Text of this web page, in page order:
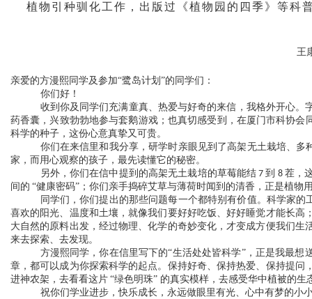
植物引种驯化工作，出版过《植物园的四季》等科
王
亲爱的方漫熙同学及参加“鹭岛计划”的同学们 ：
你们好！
收到你及同学们充满童真、热爱与好奇的来信，我格外开心
药香囊，兴致勃勃地参与套鹅游戏；也真切感受到，在厦门市科协会
科学的种子，这份心意真挚又可贵。
你们在来信里和我分享，研学时亲眼见到了 高架无土栽培、多
家，而用心观察的孩子，最先读懂它的秘密。
另外，你们在信中提到的高架无土栽培的草莓能结 7 到 8 茬，
间的 “健康密码” ；你们亲手捣碎艾草与薄荷时闻到的清香，正是植物
同学们，你们提出的那些问题每一个都特别有价值。科学家的
喜欢的阳光、温度和土壤，就像我们要好好吃饭、好好睡觉才能长
大自然的原料出发，经过物理、化学的奇妙变化，才变成方便我们
来去探索、去发现。
方漫熙同学，你在信里写下的“生活处处皆科学”，正是我最想
章，都可以成为你探索科学的起点。保持好奇、保持热爱、保持提
进神农架，去看看这片 “绿色明珠” 的真实模样，去感受华中植被的生
祝你们学业进步，快乐成长，永远做眼里有光、心中有梦的小